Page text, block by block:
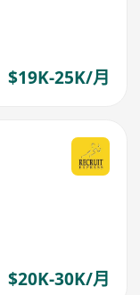
$19K-25K/月
$20K-30K/月